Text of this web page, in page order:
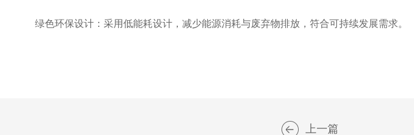
绿色环保设计：采用低能耗设计，减少能源消耗与废弃物排放，符合可持续发展需求。
上一篇